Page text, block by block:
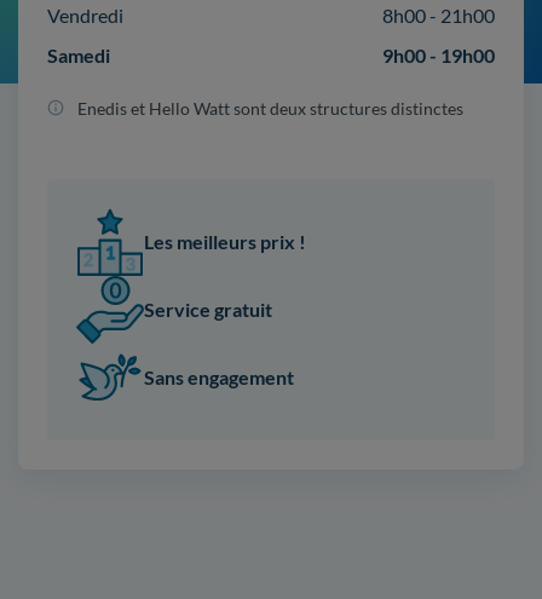
Vendredi
8h00 - 21h00
Samedi
9h00 - 19h00
Enedis et Hello Watt sont deux structures distinctes
Les meilleurs prix !
Service gratuit
Sans engagement